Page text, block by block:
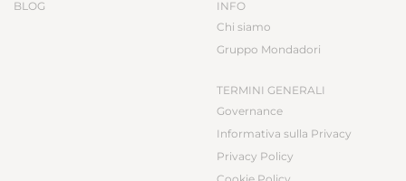
BLOG
INFO
Chi siamo
Gruppo Mondadori
TERMINI GENERALI
Governance
Informativa sulla Privacy
Privacy Policy